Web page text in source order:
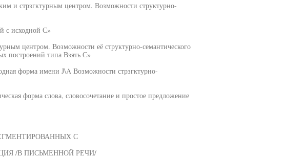
и стрзгктурным центром. Возможности структурно-
с исходной С»
центром. Возможности её структурно-семантического
построений типа Взять С»
форма имени J\A Возможности стрзгктурно-
форма слова, словосочетание и простое предложение
С
/В ПИСЬМЕННОЙ РЕЧИ/